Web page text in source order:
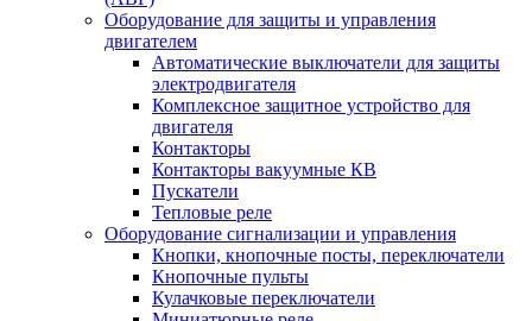
Оборудование для защиты и управления
двигателем
Автоматические выключатели для защиты
электродвигателя
Комплексное защитное устройство для
двигателя
Контакторы
Контакторы вакуумные КВ
Пускатели
Тепловые реле
Оборудование сигнализации и управления
Кнопки, кнопочные посты, переключатели
Кнопочные пульты
Кулачковые переключатели